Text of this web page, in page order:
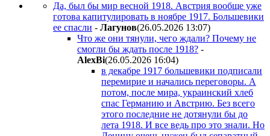
Да, был бы мир весной 1918. Австрия вообще уже
готова капитулировать в ноябре 1917. Большевики
ее спасли - Лaгyнoв(26.05.2026 13:07)
Что же они тянули, чего ждали? Почему не
смогли бы ждать после 1918? -
AlexBi(26.05.2026 16:04)
в декабре 1917 большевики подписали
перемирие и начались переговоры. А
потом, после мира, украинский хлеб
спас Германию и Австрию. Без всего
этого последние не дотянули бы до
лета 1918. И все ведь про это знали. Но